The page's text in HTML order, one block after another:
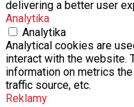
delivering a better user
Analytika
Analytika
Analytical cookies are
interact with the website.
information on metrics
traffic source, etc.
Reklamy